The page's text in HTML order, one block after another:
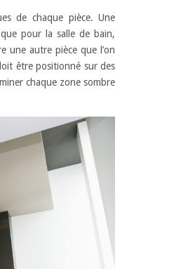
de chaque pièce. Une
que pour la salle de bain,
une autre pièce que l’on
être positionné sur des
chaque zone sombre